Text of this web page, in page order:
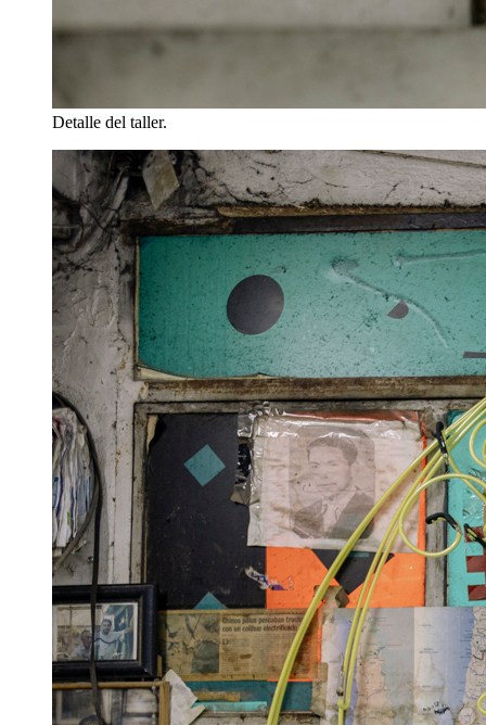
Detalle del taller.